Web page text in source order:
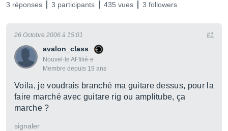
3 réponses 3 participants 435 vues 3 followers
avalon_class
Nouvel·le AFfilié·e
Membre depuis 19 ans
26 Octobre 2006 à 15:01 #1
Voila, je voudrais branché ma guitare dessus, pour la
faire marché avec guitare rig ou amplitube, ça
marche ?
signaler